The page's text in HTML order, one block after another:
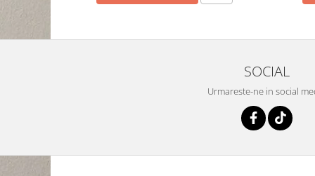
SOCIAL
Urmareste-ne in social